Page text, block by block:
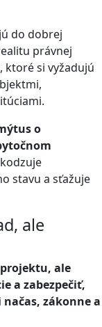
do dobrej
právnej
si vyžadujú
o
stavu a sťažuje
ale
ale
a zabezpečiť,
zákonne a